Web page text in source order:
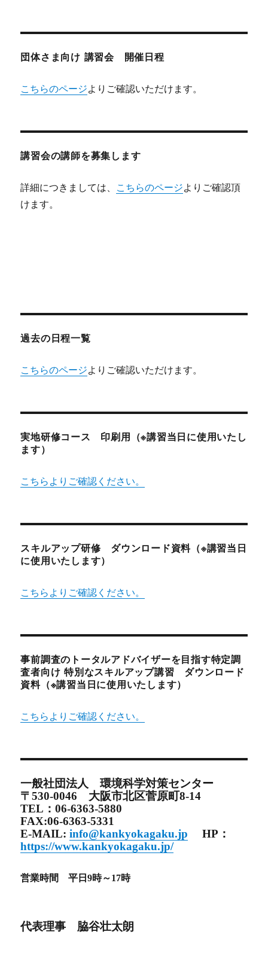
団体さま向け 講習会 開催日程
こちらのページよりご確認いただけます。
講習会の講師を募集します
詳細につきましては、 こちらのページよりご確認頂
けます。
過去の日程一覧
こちらのページよりご確認いただけます。
実地研修コース 印刷用（※講習当日に使用いたし
ます）
こちらよりご確認ください。
スキルアップ研修 ダウンロード資料（※講習当日
に使用いたします）
こちらよりご確認ください。
事前調査のトータルアドバイザーを目指す特定調
査者向け 特別なスキルアップ講習 ダウンロード
資料（※講習当日に使用いたします）
こちらよりご確認ください。
一般社団法人 環境科学対策センター
〒530-0046 大阪市北区菅原町8-14
TEL：06-6363-5880
FAX:06-6363-5331
E-MAIL:info@kankyokagaku.jp HP：
https://www.kankyokagaku.jp/
営業時間 平日9時～17時
代表理事 脇谷壮太朗